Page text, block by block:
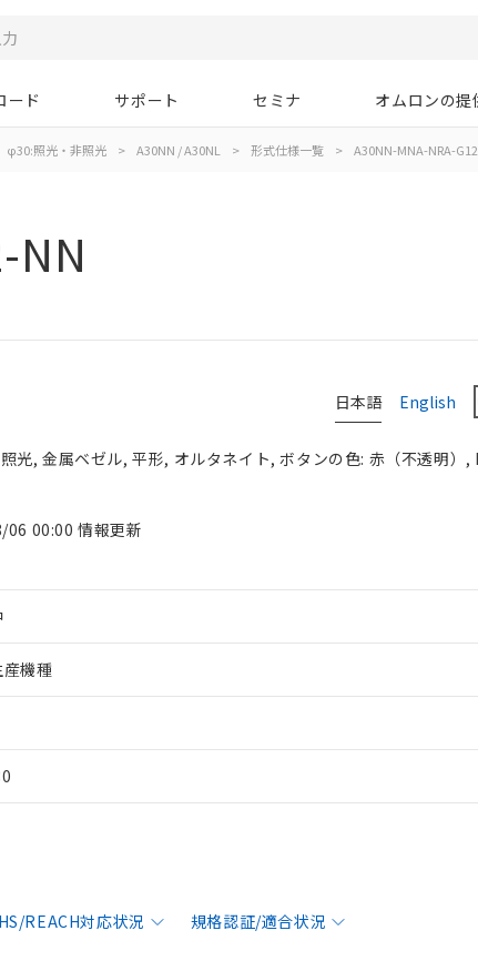
ード サポート セミナ オムロンの提
φ30:照光・非照光 > A30NN / A30NL > 形式仕様一覧 > A30NN-MNA-NRA-
NN
日本語 English
光, 金属ベゼル, 平形, オルタネイト, ボタンの色: 赤（不透明）,
00:00 情報更新
機種
REACH対応状況 規格認証/適合状況